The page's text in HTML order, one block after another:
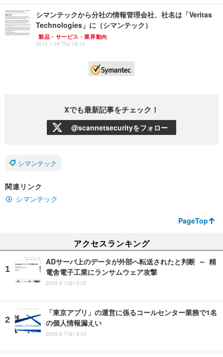
シマンテックから分社の情報管理会社、社名は「Veritas
Technologies」に（シマンテック）
製品・サービス・業界動向
2015.1.29 Thu 19:12
Xでも最新記事をチェック！
@scannetsecurityをフォロー
シマンテック
関連リンク
シマンテック
PageTop
アクセスランキング
ADサーバ上のデータが外部へ転送されたと判断 ～ 精
電舎電子工業にランサムウェア攻撃
2026.8.7(金) 8:05
「東京アプリ」の運営に係るコールセンター業務で1名
の個人情報漏えい
2026.8.7(金) 8:05